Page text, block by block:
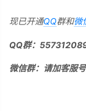
现已开通QQ群和微
QQ群：
微信群：请加客服